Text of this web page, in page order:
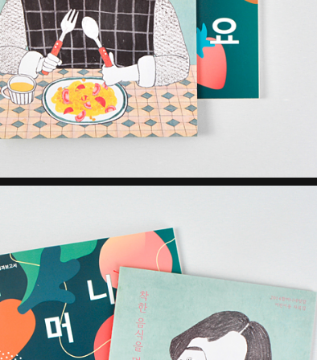
2018
2017
2016
2015
2014
2013
숨 프로젝트 웹사이트
Website
《봄의 선언》 도록